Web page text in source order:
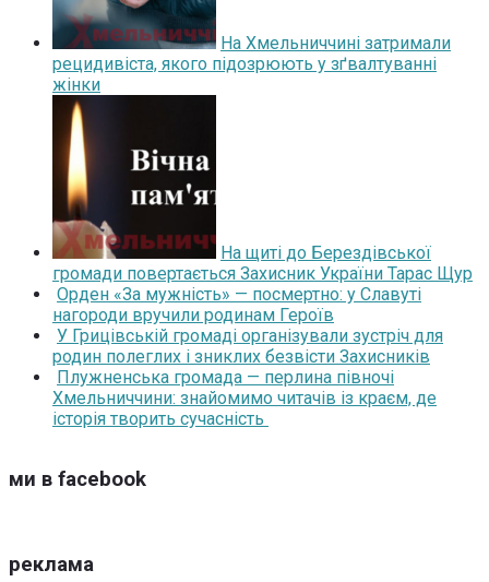
На Хмельниччині затримали
рецидивіста, якого підозрюють у зґвалтуванні
жінки
На щиті до Берездівської
громади повертається Захисник України Тарас Щур
Орден «За мужність» — посмертно: у Славуті
нагороди вручили родинам Героїв
У Грицівській громаді організували зустріч для
родин полеглих і зниклих безвісти Захисників
Плужненська громада — перлина півночі
Хмельниччини: знайомимо читачів із краєм, де
історія творить сучасність
ми в facebook
реклама